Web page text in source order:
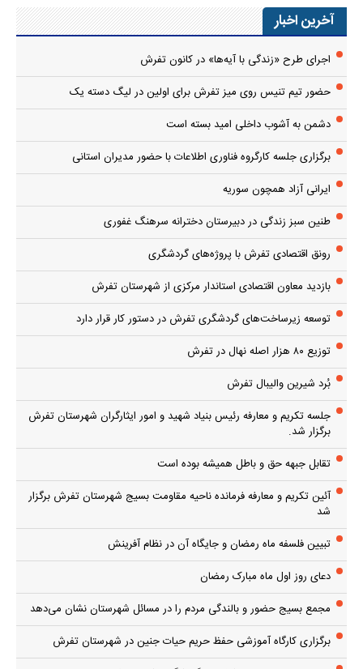
آخرین اخبار
اجرای طرح «زندگی با آیه‌ها» در کانون تفرش
حضور تیم تنیس روی میز تفرش برای اولین در لیگ دسته یک
دشمن به آشوب داخلی امید بسته است
برگزاری جلسه کارگروه فناوری اطلاعات با حضور مدیران استانی
ایرانی آزاد همچون سوریه
طنین سبز زندگی در دبیرستان دخترانه سرهنگ غفوری
رونق اقتصادی تفرش با پروژه‌های گردشگری
بازدید معاون اقتصادی استاندار مرکزی از شهرستان تفرش
توسعه زیرساخت‌های گردشگری تفرش در دستور کار قرار دارد
توزیع ۸۰ هزار اصله نهال در تفرش
بُرد شیرین والیبال تفرش
جلسه تکریم و معارفه رئیس بنیاد شهید و امور ایثارگران شهرستان تفرش
برگزار شد.
تقابل جبهه حق و باطل همیشه بوده است
آئین تکریم و معارفه فرمانده ناحیه مقاومت بسیج شهرستان تفرش برگزار
شد
تبیین فلسفه ماه رمضان و جایگاه آن در نظام آفرینش
دعای روز اول ماه مبارک رمضان
مجمع بسیج حضور و بالندگی مردم را در مسائل شهرستان نشان می‌دهد
برگزاری کارگاه آموزشی حفظ حریم حیات جنین در شهرستان تفرش